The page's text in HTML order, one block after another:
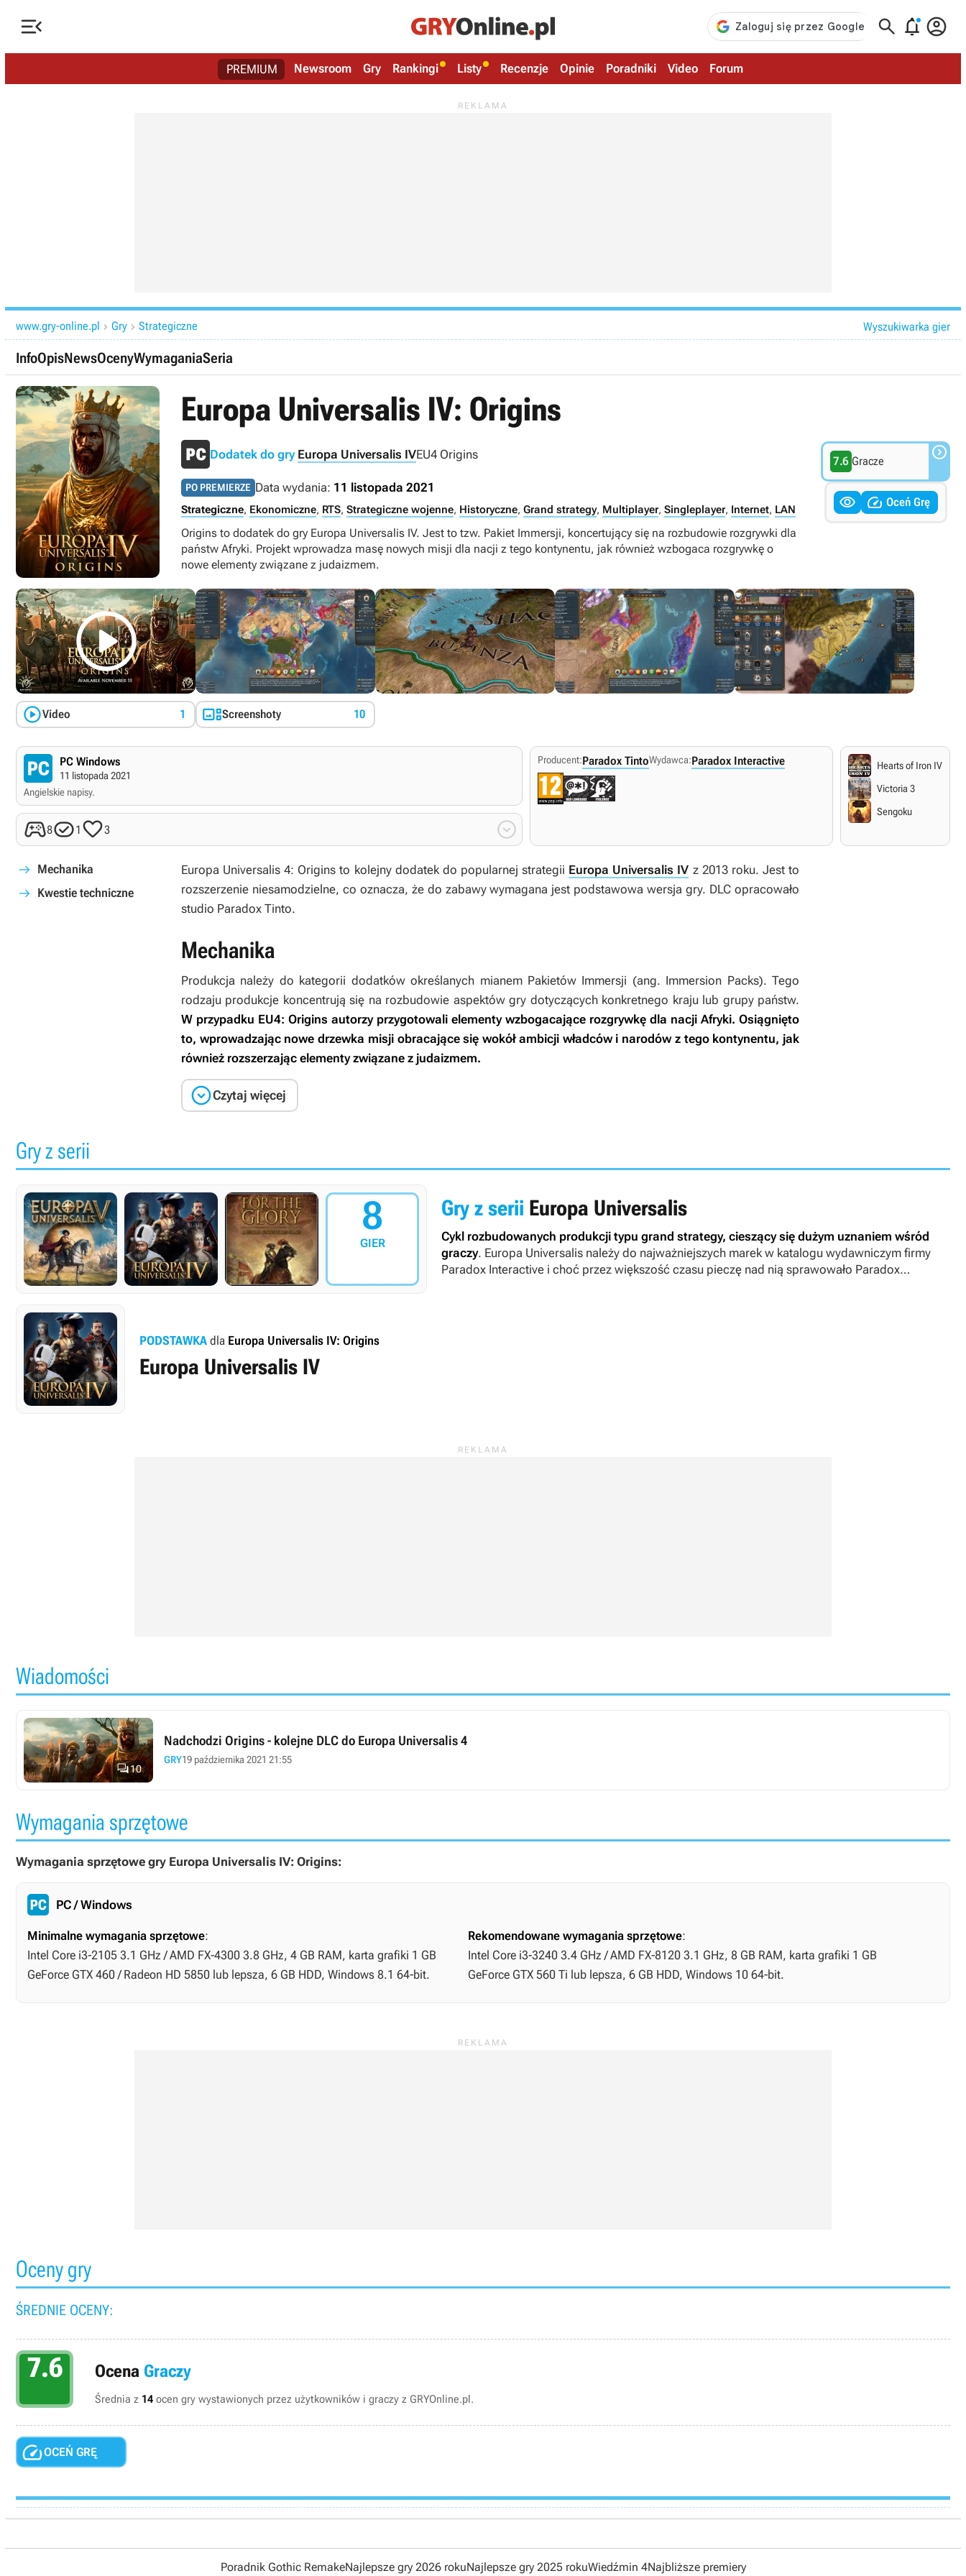
   
PREMIUM Newsroom Gry Rankingi Listy Recenzje Opinie Poradniki Video Forum
www.gry-online.pl  Gry  Strategiczne Wyszukiwarka gier
InfoOpisNewsOcenyWymaganiaSeria
Europa Universalis IV: Origins
Dodatek do gry Europa Universalis IVEU4 Origins
PO PREMIERZE Data wydania: 11 listopada 2021
Strategiczne, Ekonomiczne, RTS, Strategiczne wojenne, Historyczne, Grand strategy, Multiplayer, Singleplayer, Internet, LAN
Origins to dodatek do gry Europa Universalis IV. Jest to tzw. Pakiet Immersji, koncertujący się na rozbudowie rozgrywki dla
państw Afryki. Projekt wprowadza masę nowych misji dla nacji z tego kontynentu, jak również wzbogaca rozgrywkę o
nowe elementy związane z judaizmem.
7.6 Gracze 
  Oceń Grę

Video 1 Screenshoty 10
PC Windows
11 listopada 2021
Angielskie napisy.
81 3 
Producent:Paradox TintoWydawca:Paradox Interactive
Hearts of Iron IV
Victoria 3
Sengoku
Mechanika
Kwestie techniczne
Europa Universalis 4: Origins to kolejny dodatek do popularnej strategii Europa Universalis IV z 2013 roku. Jest to
rozszerzenie niesamodzielne, co oznacza, że do zabawy wymagana jest podstawowa wersja gry. DLC opracowało
studio Paradox Tinto.
Mechanika
Produkcja należy do kategorii dodatków określanych mianem Pakietów Immersji (ang. Immersion Packs). Tego
rodzaju produkcje koncentrują się na rozbudowie aspektów gry dotyczących konkretnego kraju lub grupy państw.
W przypadku EU4: Origins autorzy przygotowali elementy wzbogacające rozgrywkę dla nacji Afryki. Osiągnięto
to, wprowadzając nowe drzewka misji obracające się wokół ambicji władców i narodów z tego kontynentu, jak
również rozszerzając elementy związane z judaizmem.
Czytaj więcej
Gry z serii
8
GIER
Gry z serii Europa Universalis
Cykl rozbudowanych produkcji typu grand strategy, cieszący się dużym uznaniem wśród
graczy. Europa Universalis należy do najważniejszych marek w katalogu wydawniczym firmy
Paradox Interactive i choć przez większość czasu pieczę nad nią sprawowało Paradox
PODSTAWKA dla Europa Universalis IV: Origins
Europa Universalis IV
Wiadomości
10
Nadchodzi Origins - kolejne DLC do Europa Universalis 4
GRY19 października 2021 21:55
Wymagania sprzętowe
Wymagania sprzętowe gry Europa Universalis IV: Origins:
PC / Windows
Minimalne wymagania sprzętowe:
Intel Core i3-2105 3.1 GHz / AMD FX-4300 3.8 GHz, 4 GB RAM, karta grafiki 1 GB
GeForce GTX 460 / Radeon HD 5850 lub lepsza, 6 GB HDD, Windows 8.1 64-bit.
Rekomendowane wymagania sprzętowe:
Intel Core i3-3240 3.4 GHz / AMD FX-8120 3.1 GHz, 8 GB RAM, karta grafiki 1 GB
GeForce GTX 560 Ti lub lepsza, 6 GB HDD, Windows 10 64-bit.
Oceny gry
ŚREDNIE OCENY:
7.6 Ocena Graczy
Średnia z 14 ocen gry wystawionych przez użytkowników i graczy z GRYOnline.pl.
OCEŃ GRĘ
Poradnik Gothic RemakeNajlepsze gry 2026 rokuNajlepsze gry 2025 rokuWiedźmin 4Najbliższe premiery